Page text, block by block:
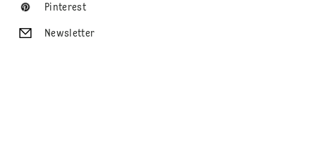
Pinterest
Newsletter